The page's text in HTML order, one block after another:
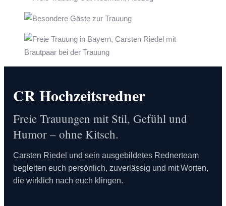
CR Hochzeitsredner
Freie Trauungen mit Stil, Gefühl und
Humor – ohne Kitsch.
Carsten Riedel und sein ausgebildetes Rednerteam
begleiten euch persönlich, zuverlässig und mit Worten,
die wirklich nach euch klingen.